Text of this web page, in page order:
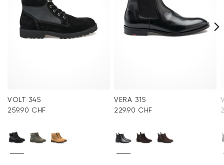
VOLT 345
259.90 CHF
VERA 315
229.90 CHF